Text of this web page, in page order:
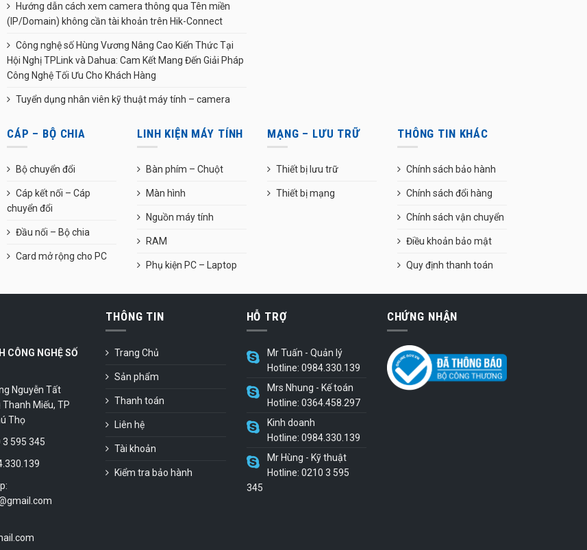
Hướng dẫn cách xem camera thông qua Tên miền
(IP/Domain) không cần tài khoản trên Hik-Connect
Công nghệ số Hùng Vương Nâng Cao Kiến Thức Tại
Hội Nghị TPLink và Dahua: Cam Kết Mang Đến Giải Pháp
Công Nghệ Tối Ưu Cho Khách Hàng
Tuyển dụng nhân viên kỹ thuật máy tính – camera
CÁP – BỘ CHIA
Bộ chuyển đổi
Cáp kết nối – Cáp
chuyển đổi
Đầu nối – Bộ chia
Card mở rộng cho PC
LINH KIỆN MÁY TÍNH
Bàn phím – Chuột
Màn hình
Nguồn máy tính
RAM
Phụ kiện PC – Laptop
MẠNG – LƯU TRỮ
Thiết bị lưu trữ
Thiết bị mạng
THÔNG TIN KHÁC
Chính sách bảo hành
Chính sách đổi hàng
Chính sách vận chuyển
Điều khoản bảo mật
Quy định thanh toán
CÔNG NGHỆ SỐ
Nguyễn Tất
Miếu, TP
Thọ
3 595 345
THÔNG TIN
Trang Chủ
Sản phẩm
Thanh toán
Liên hệ
Tài khoản
Kiểm tra bảo hành
HỖ TRỢ
Mr Tuấn - Quản lý
Hotline: 0984.330.139
Mrs Nhung - Kế toán
Hotline: 0364.458.297
Kinh doanh
Hotline: 0984.330.139
Mr Hùng - Kỹ thuật
Hotline: 0210 3 595
345
CHỨNG NHẬN